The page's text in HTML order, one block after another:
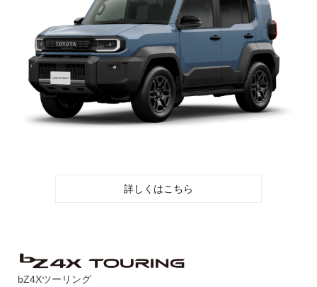
詳しくはこちら
bZ4Xツーリング